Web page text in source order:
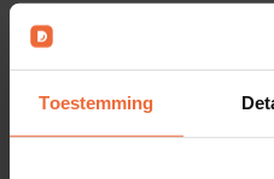
Toestemming
Hardware